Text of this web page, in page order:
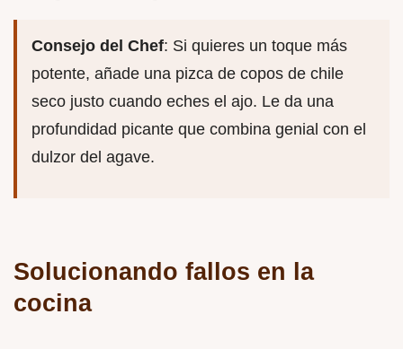
Consejo del Chef: Si quieres un toque más
potente, añade una pizca de copos de chile
seco justo cuando eches el ajo. Le da una
profundidad picante que combina genial con el
dulzor del agave.
Solucionando fallos en la
cocina